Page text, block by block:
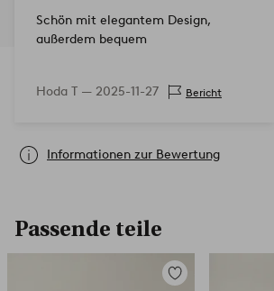
Schön mit elegantem Design,
außerdem bequem
Hoda T — 2025-11-27 Bericht
Informationen zur Bewertung
Passende teile
Zu